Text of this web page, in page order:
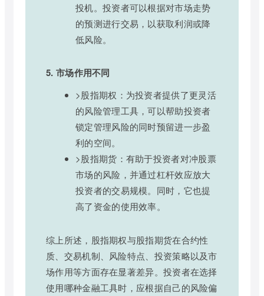
投机。投资者可以根据对市场走势
的预测进行交易，以获取利润或降
低风险。
5. 市场作用不同
>股指期权：为投资者提供了更灵活
的风险管理工具，可以帮助投资者
锁定管理风险的同时预留进一步盈
利的空间。
>股指期货：有助于投资者对冲股票
市场的风险，并通过杠杆效应放大
投资者的交易规模。同时，它也提
高了资金的使用效率。
综上所述，股指期权与股指期货在合约性
质、交易机制、风险特点、投资策略以及市
场作用等方面存在显著差异。投资者在选择
使用哪种金融工具时，应根据自己的风险偏